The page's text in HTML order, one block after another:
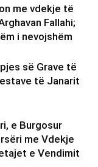
me vdekje të
Fallahi;
i nevojshëm
së Grave të
të Janarit
e Burgosur
me Vdekje
e Vendimit